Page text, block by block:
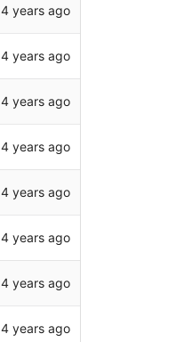
4 years ago
4 years ago
4 years ago
4 years ago
4 years ago
4 years ago
4 years ago
4 years ago